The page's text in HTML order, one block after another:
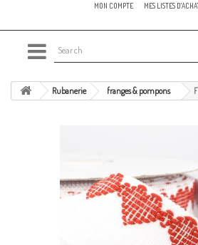
MON COMPTE MES LISTES
Rubanerie franges & pompons